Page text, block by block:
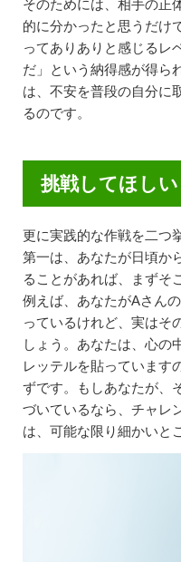
そのためには、相手の正
的に分かったと思うだけ
ってありありと感じるレ
だ」という納得感が得ら
は、不安を普段の自分に
るのです。
挑戦してほし
更に実践的な作戦を二つ
第一は、あなたが日頃か
ることがあれば、まずそ
例えば、あなたがAさん
っているけれど、実はそ
しょう。あなたは、心の
レッテルを貼っています
ずです。もしあなたが、
づいているなら、チャレ
は、可能な限り細かいと